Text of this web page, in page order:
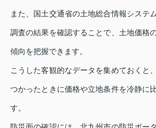
また、国土交通省の土地総合情報システ
調査の結果を確認することで、土地価格
傾向を把握できます。
こうした客観的なデータを集めておくと
つかったときに価格や立地条件を冷静に
す。